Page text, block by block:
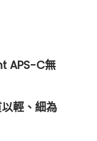
APS-C無
輕、細為